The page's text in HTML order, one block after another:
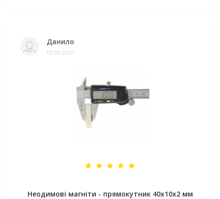
Данило
02.05.2026
Неодимові магніти - прямокутник 40x10x2 мм